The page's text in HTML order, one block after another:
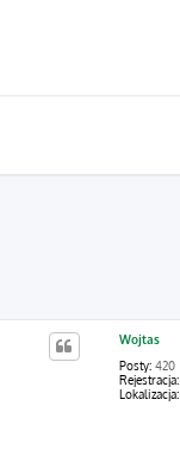
Wojtas
Posty: 420
Rejestracja:
Lokalizacja: